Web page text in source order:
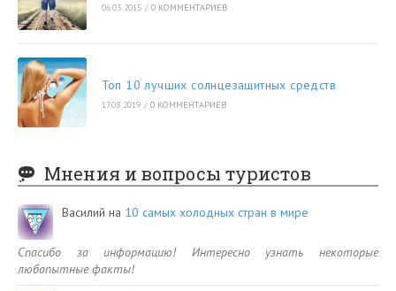
06.03.2015 / 0 КОММЕНТАРИЕВ
Топ 10 лучших солнцезащитных средств
17.08.2019 / 0 КОММЕНТАРИЕВ
Мнения и вопросы туристов
Василий на 10 самых холодных стран в мире
Спасибо за информацию! Интересно узнать некоторые
любопытные факты!